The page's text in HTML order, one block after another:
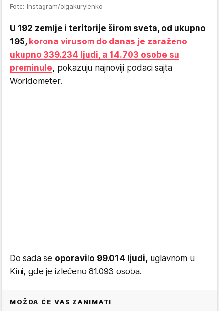
Foto: Instagram/olgakurylenko
U 192 zemlje i teritorije širom sveta, od ukupno
195, korona virusom do danas je zaraženo
ukupno 339.234 ljudi, a 14.703 osobe su
preminule, pokazuju najnoviji podaci sajta
Worldometer.
Do sada se oporavilo 99.014 ljudi, uglavnom u
Kini, gde je izlečeno 81.093 osoba.
MOŽDA ĆE VAS ZANIMATI